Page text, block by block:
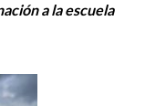
a la escuela